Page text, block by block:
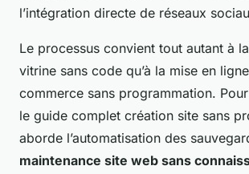
l’intégration directe de réseaux
Le processus convient tout autant à
vitrine sans code qu’à la mise en
commerce sans programmation.
le guide complet création site sans
aborde l’automatisation des
maintenance site web sans